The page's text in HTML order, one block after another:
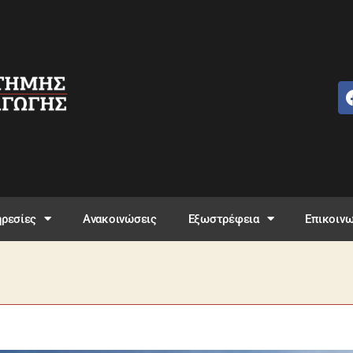
Ανακοινώσεις Εξωστρέφεια